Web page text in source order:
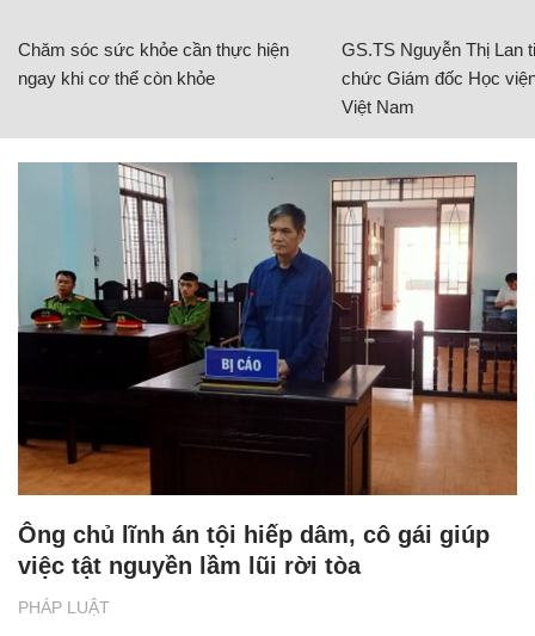
Chăm sóc sức khỏe cần thực hiện
ngay khi cơ thể còn khỏe
GS.TS Nguyễn Thị Lan
chức Giám đốc Học
Việt Nam
PHÁP LUẬT
Ông chủ lĩnh án tội hiếp dâm, cô gái giúp
việc tật nguyền lầm lũi rời tòa